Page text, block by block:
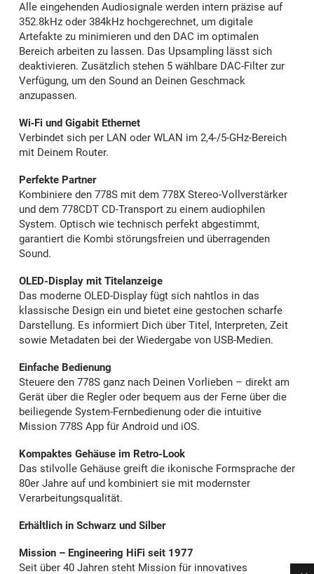
Alle eingehenden Audiosignale werden intern präzise auf
352.8kHz oder 384kHz hochgerechnet, um digitale
Artefakte zu minimieren und den DAC im optimalen
Bereich arbeiten zu lassen. Das Upsampling lässt sich
deaktivieren. Zusätzlich stehen 5 wählbare DAC-Filter zur
Verfügung, um den Sound an Deinen Geschmack
anzupassen.
Wi‑Fi und Gigabit Ethernet
Verbindet sich per LAN oder WLAN im 2,4-/5-GHz-Bereich
mit Deinem Router.
Perfekte Partner
Kombiniere den 778S mit dem 778X Stereo-Vollverstärker
und dem 778CDT CD-Transport zu einem audiophilen
System. Optisch wie technisch perfekt abgestimmt,
garantiert die Kombi störungsfreien und überragenden
Sound.
OLED-Display mit Titelanzeige
Das moderne OLED-Display fügt sich nahtlos in das
klassische Design ein und bietet eine gestochen scharfe
Darstellung. Es informiert Dich über Titel, Interpreten, Zeit
sowie Metadaten bei der Wiedergabe von USB-Medien.
Einfache Bedienung
Steuere den 778S ganz nach Deinen Vorlieben – direkt am
Gerät über die Regler oder bequem aus der Ferne über die
beiliegende System-Fernbedienung oder die intuitive
Mission 778S App für Android und iOS.
Kompaktes Gehäuse im Retro-Look
Das stilvolle Gehäuse greift die ikonische Formsprache der
80er Jahre auf und kombiniert sie mit modernster
Verarbeitungsqualität.
Erhältlich in Schwarz und Silber
Mission – Engineering HiFi seit 1977
Seit über 40 Jahren steht Mission für innovatives